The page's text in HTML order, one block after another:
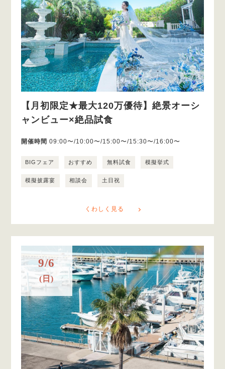
【月初限定★最大120万優待】絶景オーシ
ャンビュー×絶品試食
開催時間 09:00〜/10:00〜/15:00〜/15:30〜/16:00〜
BIGフェア おすすめ 無料試食 模擬挙式
模擬披露宴 相談会 土日祝
くわしく見る
9/6
(日)